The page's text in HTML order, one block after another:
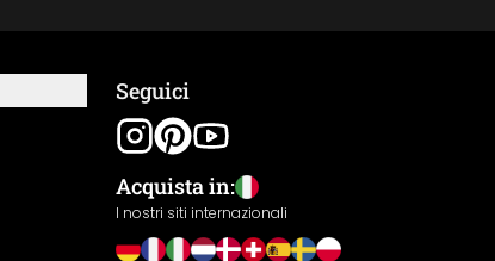
Seguici
Acquista in:
I nostri siti internazionali